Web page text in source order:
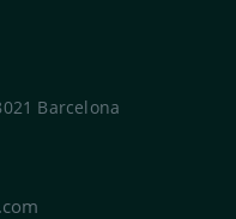
Barcelona